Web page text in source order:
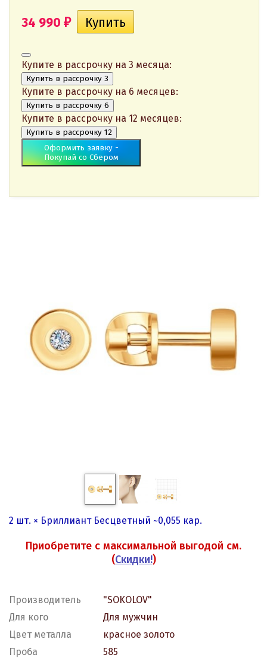
34 990 ₽
Купите в рассрочку на 3 месяца:
Купить в рассрочку 3
Купите в рассрочку на 6 месяцев:
Купить в рассрочку 6
Купите в рассрочку на 12 месяцев:
Купить в рассрочку 12
Оформить заявку -
Покупай со Сбером
2 шт. × Бриллиант Бесцветный ~0,055 кар.
Приобретите с максимальной выгодой см.
(Скидки!)
Производитель
"SOKOLOV"
Для кого
Для мужчин
Цвет металла
красное золото
Проба
585